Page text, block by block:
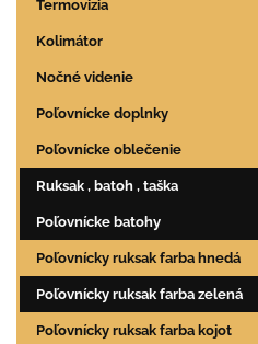
Termovizia
Kolimátor
Nočné videnie
Poľovnícke doplnky
Poľovnícke oblečenie
Ruksak , batoh , taška
Poľovnícke batohy
Poľovnícky ruksak farba hnedá
Poľovnícky ruksak farba zelená
Poľovnícky ruksak farba kojot